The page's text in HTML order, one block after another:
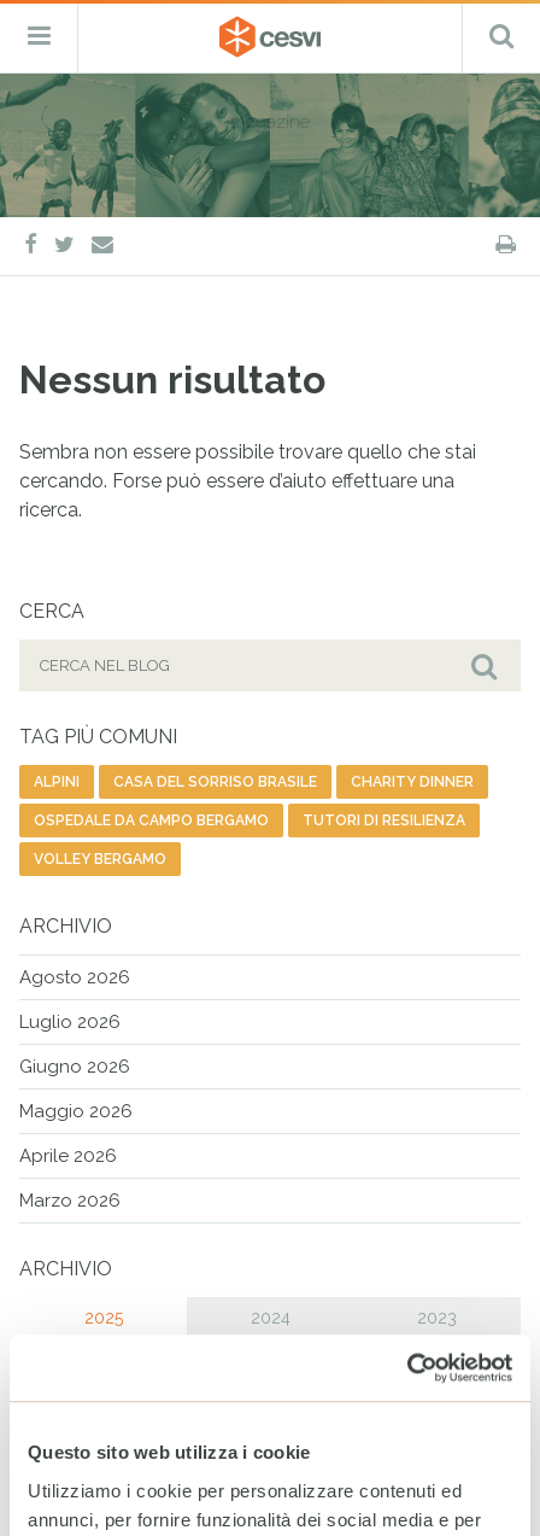
Questo sito web utilizza i cookie
Utilizziamo i cookie per personalizzare contenuti ed
annunci, per fornire funzionalità dei social media e per
Salta
al
contenuto
CESVI
Fondazione
–
ETS
Cooperazione,
Emergenza
e
Sviluppo
Menu
magazine
facebook
twitter
e-
mail
Nessun risultato
Sembra non essere possibile trovare quello che stai
cercando. Forse può essere d’aiuto effettuare una
ricerca.
CERCA
TAG PIÙ COMUNI
ALPINI CASA DEL SORRISO BRASILE CHARITY DINNER
OSPEDALE DA CAMPO BERGAMO TUTORI DI RESILIENZA
VOLLEY BERGAMO
ARCHIVIO
Agosto 2026
Luglio 2026
Giugno 2026
Maggio 2026
Aprile 2026
Marzo 2026
ARCHIVIO
2025 2024 2023
Ottobre
Settembre